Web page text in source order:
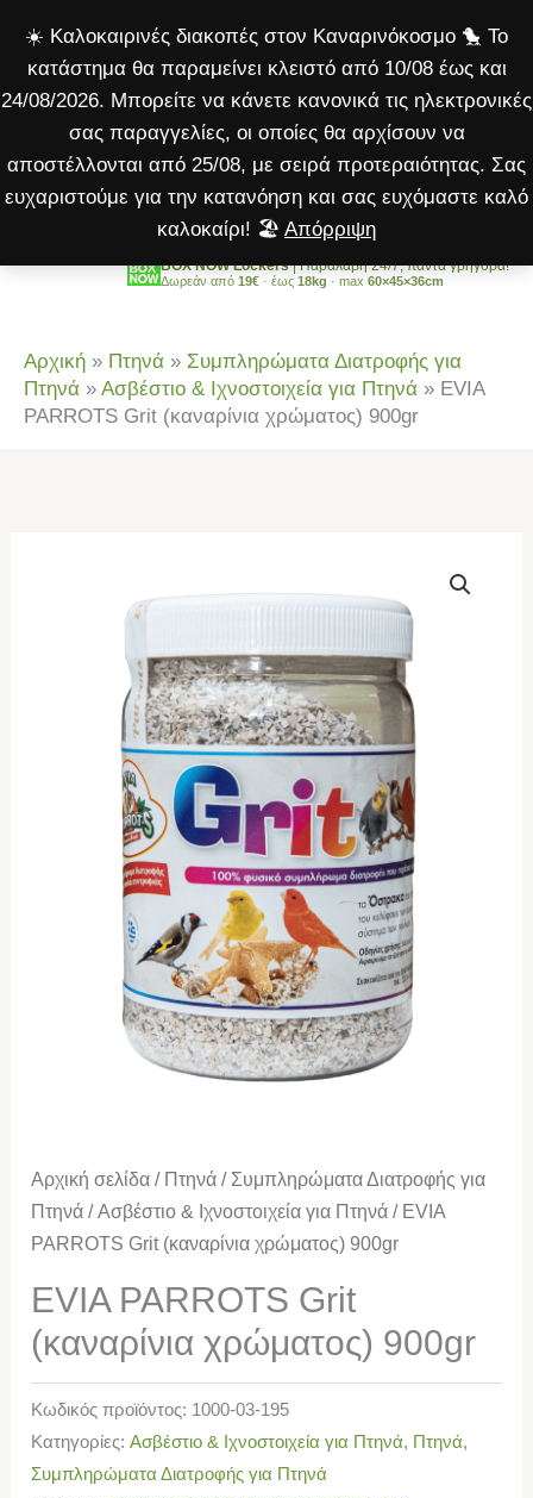
☀️ Καλοκαιρινές διακοπές στον Καναρινόκοσμο 🐤 Το
κατάστημα θα παραμείνει κλειστό από 10/08 έως και
24/08/2026. Μπορείτε να κάνετε κανονικά τις ηλεκτρονικές
σας παραγγελίες, οι οποίες θα αρχίσουν να
αποστέλλονται από 25/08, με σειρά προτεραιότητας. Σας
ευχαριστούμε για την κατανόηση και σας ευχόμαστε καλό
καλοκαίρι! 🏖️ Απόρριψη
στο
περιεχόμενο
BOX NOW Lockers| Παραλαβή 24/7, πάντα γρήγορα!
Δωρεάν από 19€ · έως 18kg · max 60×45×36cm
Αρχική » Πτηνά » Συμπληρώματα Διατροφής για
Πτηνά » Ασβέστιο & Ιχνοστοιχεία για Πτηνά » EVIA
PARROTS Grit (καναρίνια χρώματος) 900gr
Αρχική σελίδα / Πτηνά / Συμπληρώματα Διατροφής για
Πτηνά /Ασβέστιο & Ιχνοστοιχεία για Πτηνά / EVIA
PARROTS Grit (καναρίνια χρώματος) 900gr
EVIA PARROTS Grit
(καναρίνια χρώματος) 900gr
Κωδικός προϊόντος: 1000-03-195
Κατηγορίες:Ασβέστιο & Ιχνοστοιχεία για Πτηνά, Πτηνά,
Συμπληρώματα Διατροφής για Πτηνά
(καναρίνια
χρώματος)
(καναρίνια
χρώματος)
900gr
ποσότητα